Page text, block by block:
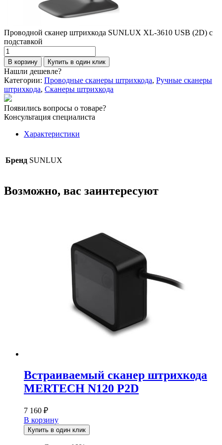
Проводной сканер штрихкода SUNLUX XL-3610 USB (2D) с
подставкой
Количество
товара
Проводной
сканер
штрихкода
SUNLUX
XL-
3610
USB
В корзину Купить в один клик
Нашли дешевле?
Категории: Проводные сканеры штрихкода, Ручные сканеры
штрихкода, Сканеры штрихкода
Появились вопросы о товаре?
Консультация специалиста
Характеристики
Бренд SUNLUX
Возможно, вас заинтересуют
Встраиваемый сканер штрихкода
MERTECH N120 P2D
7 160 ₽
В корзину
Купить в один клик